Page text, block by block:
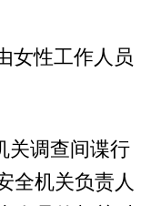
女性工作人员
调查间谍行
全机关负责人